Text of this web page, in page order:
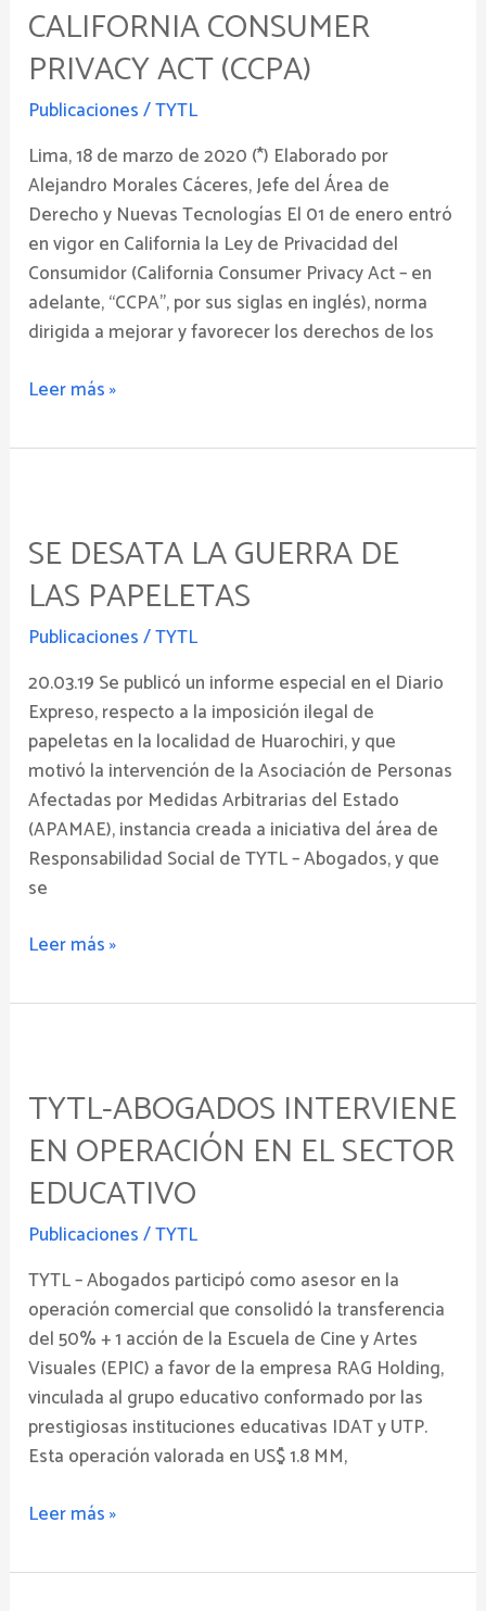
CALIFORNIA CONSUMER
PRIVACY ACT (CCPA)
Publicaciones/TYTL
Lima, 18 de marzo de 2020 (*) Elaborado por
Alejandro Morales Cáceres, Jefe del Área de
Derecho y Nuevas Tecnologías El 01 de enero entró
en vigor en California la Ley de Privacidad del
Consumidor (California Consumer Privacy Act – en
adelante, “CCPA”, por sus siglas en inglés), norma
dirigida a mejorar y favorecer los derechos de los
Privacy
Act
(CCPA)
Leer más »
SE DESATA LA GUERRA DE
LAS PAPELETAS
Publicaciones/TYTL
20.03.19 Se publicó un informe especial en el Diario
Expreso, respecto a la imposición ilegal de
papeletas en la localidad de Huarochiri, y que
motivó la intervención de la Asociación de Personas
Afectadas por Medidas Arbitrarias del Estado
(APAMAE), instancia creada a iniciativa del área de
Responsabilidad Social de TYTL – Abogados, y que
se
la
guerra
de
las
Leer más »
TYTL-ABOGADOS INTERVIENE
EN OPERACIÓN EN EL SECTOR
EDUCATIVO
Publicaciones/TYTL
TYTL – Abogados participó como asesor en la
operación comercial que consolidó la transferencia
del 50% + 1 acción de la Escuela de Cine y Artes
Visuales (EPIC) a favor de la empresa RAG Holding,
vinculada al grupo educativo conformado por las
prestigiosas instituciones educativas IDAT y UTP.
Esta operación valorada en US$ 1.8 MM,
INTERVIENE
EN
OPERACIÓN
EN
EL
SECTOR
EDUCATIVO
Leer más »